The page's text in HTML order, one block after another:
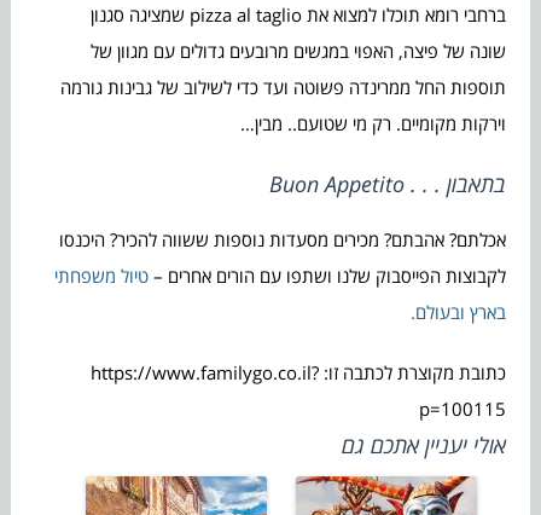
ברחבי רומא תוכלו למצוא את pizza al taglio שמציגה סגנון
שונה של פיצה, האפוי במגשים מרובעים גדולים עם מגוון של
תוספות החל ממרינדה פשוטה ועד כדי לשילוב של גבינות גורמה
וירקות מקומיים. רק מי שטועם.. מבין…
בתאבון . . . Buon Appetito
אכלתם? אהבתם? מכירים מסעדות נוספות ששווה להכיר? היכנסו
לקבוצות הפייסבוק שלנו ושתפו עם הורים אחרים –טיול משפחתי
בארץ ובעולם.
כתובת מקוצרת לכתבה זו: https://www.familygo.co.il?
p=100115
אולי יעניין אתכם גם